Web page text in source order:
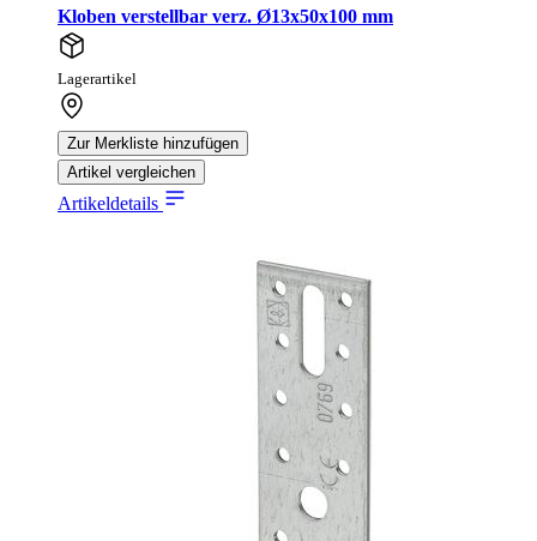
Kloben verstellbar verz. Ø13x50x100 mm
Lagerartikel
Zur Merkliste hinzufügen
Artikel vergleichen
Artikeldetails